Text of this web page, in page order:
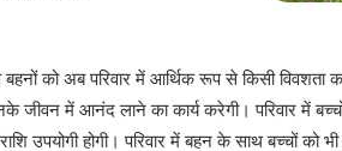
को अब परिवार में आर्थिक रूप से किसी विवशता
जीवन में आनंद लाने का कार्य करेगी। परिवार में
उपयोगी होगी। परिवार में बहन के साथ बच्चों